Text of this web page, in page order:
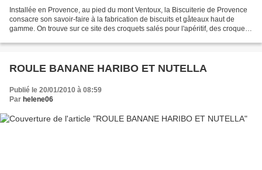
Installée en Provence, au pied du mont Ventoux, la Biscuiterie de Provence
consacre son savoir-faire à la fabrication de biscuits et gâteaux haut de
gamme. On trouve sur ce site des croquets salés pour l'apéritif, des croquets
ROULE BANANE HARIBO ET NUTELLA
Publié le 20/01/2010 à 08:59
Par helene06